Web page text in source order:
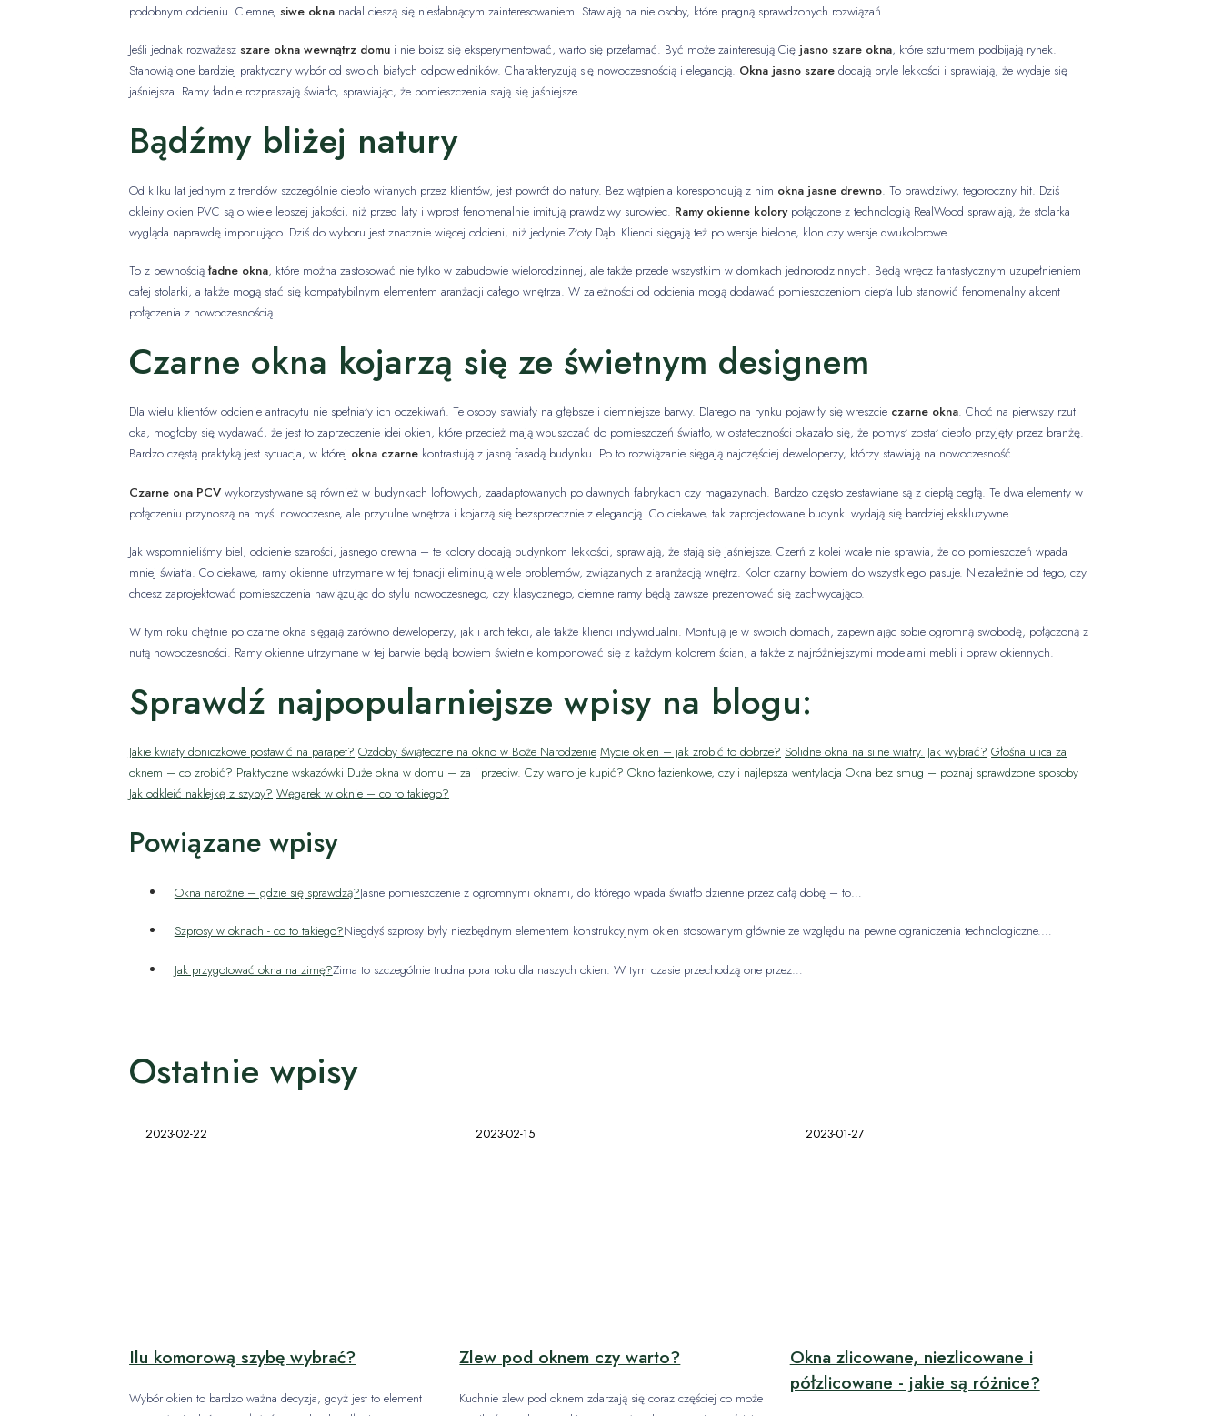
podobnym odcieniu. Ciemne,siwe okna nadal cieszą się niesłabnącym zainteresowaniem. Stawiają na nie osoby, które pragną sprawdzonych rozwiązań.
Jeśli jednak rozważaszszare okna wewnątrz domu i nie boisz się eksperymentować, warto się przełamać. Być może zainteresują Cię jasno szare okna, które szturmem podbijają rynek.
Stanowią one bardziej praktyczny wybór od swoich białych odpowiedników. Charakteryzują się nowoczesnością i elegancją. Okna jasno szare dodają bryle lekkości i sprawiają, że wydaje się
jaśniejsza. Ramy ładnie rozpraszają światło, sprawiając, że pomieszczenia stają się jaśniejsze.
Bądźmy bliżej natury
Od kilku lat jednym z trendów szczególnie ciepło witanych przez klientów, jest powrót do natury. Bez wątpienia korespondują z nim okna jasne drewno. To prawdziwy, tegoroczny hit. Dziś
okleiny okien PVC są o wiele lepszej jakości, niż przed laty i wprost fenomenalnie imitują prawdziwy surowiec. Ramy okienne kolorypołączone z technologią RealWood sprawiają, że stolarka
wygląda naprawdę imponująco. Dziś do wyboru jest znacznie więcej odcieni, niż jedynie Złoty Dąb. Klienci sięgają też po wersje bielone, klon czy wersje dwukolorowe.
To z pewnościąładne okna, które można zastosować nie tylko w zabudowie wielorodzinnej, ale także przede wszystkim w domkach jednorodzinnych. Będą wręcz fantastycznym uzupełnieniem
całej stolarki, a także mogą stać się kompatybilnym elementem aranżacji całego wnętrza. W zależności od odcienia mogą dodawać pomieszczeniom ciepła lub stanowić fenomenalny akcent
połączenia z nowoczesnością.
Czarne okna kojarzą się ze świetnym designem
Dla wielu klientów odcienie antracytu nie spełniały ich oczekiwań. Te osoby stawiały na głębsze i ciemniejsze barwy. Dlatego na rynku pojawiły się wreszcie czarne okna. Choć na pierwszy rzut
oka, mogłoby się wydawać, że jest to zaprzeczenie idei okien, które przecież mają wpuszczać do pomieszczeń światło, w ostateczności okazało się, że pomysł został ciepło przyjęty przez branżę.
Bardzo częstą praktyką jest sytuacja, w której okna czarne kontrastują z jasną fasadą budynku. Po to rozwiązanie sięgają najczęściej deweloperzy, którzy stawiają na nowoczesność.
Czarne ona PCV wykorzystywane są również w budynkach loftowych, zaadaptowanych po dawnych fabrykach czy magazynach. Bardzo często zestawiane są z ciepłą cegłą. Te dwa elementy w
połączeniu przynoszą na myśl nowoczesne, ale przytulne wnętrza i kojarzą się bezsprzecznie z elegancją. Co ciekawe, tak zaprojektowane budynki wydają się bardziej ekskluzywne.
Jak wspomnieliśmy biel, odcienie szarości, jasnego drewna – te kolory dodają budynkom lekkości, sprawiają, że stają się jaśniejsze. Czerń z kolei wcale nie sprawia, że do pomieszczeń wpada
mniej światła. Co ciekawe, ramy okienne utrzymane w tej tonacji eliminują wiele problemów, związanych z aranżacją wnętrz. Kolor czarny bowiem do wszystkiego pasuje. Niezależnie od tego, czy
chcesz zaprojektować pomieszczenia nawiązując do stylu nowoczesnego, czy klasycznego, ciemne ramy będą zawsze prezentować się zachwycająco.
W tym roku chętnie po czarne okna sięgają zarówno deweloperzy, jak i architekci, ale także klienci indywidualni. Montują je w swoich domach, zapewniając sobie ogromną swobodę, połączoną z
nutą nowoczesności. Ramy okienne utrzymane w tej barwie będą bowiem świetnie komponować się z każdym kolorem ścian, a także z najróżniejszymi modelami mebli i opraw okiennych.
Sprawdź najpopularniejsze wpisy na blogu:
Jakie kwiaty doniczkowe postawić na parapet? Ozdoby świąteczne na okno w Boże Narodzenie Mycie okien – jak zrobić to dobrze? Solidne okna na silne wiatry. Jak wybrać? Głośna ulica za
oknem – co zrobić? Praktyczne wskazówki Duże okna w domu – za i przeciw. Czy warto je kupić? Okno łazienkowe, czyli najlepsza wentylacja Okna bez smug – poznaj sprawdzone sposoby
Jak odkleić naklejkę z szyby? Węgarek w oknie – co to takiego?
Powiązane wpisy
Okna narożne – gdzie się sprawdzą?Jasne pomieszczenie z ogromnymi oknami, do którego wpada światło dzienne przez całą dobę – to…
Szprosy w oknach - co to takiego?Niegdyś szprosy były niezbędnym elementem konstrukcyjnym okien stosowanym głównie ze względu na pewne ograniczenia technologiczne.…
Jak przygotować okna na zimę?Zima to szczególnie trudna pora roku dla naszych okien. W tym czasie przechodzą one przez…
Ostatnie wpisy
Ilu komorową szybę wybrać?
2023-02-22
Wybór okien to bardzo ważna decyzja, gdyż jest to element
Zlew pod oknem czy warto?
2023-02-15
Kuchnie zlew pod oknem zdarzają się coraz częściej co może
Okna zlicowane, niezlicowane i
półzlicowane - jakie są różnice?
2023-01-27